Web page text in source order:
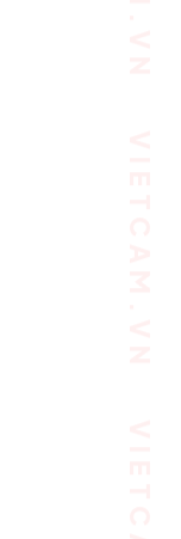
người số lượng